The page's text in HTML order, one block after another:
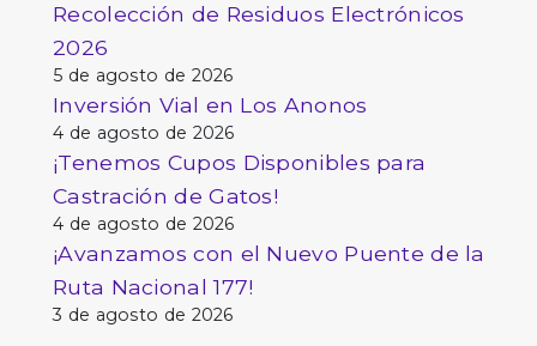
Recolección de Residuos Electrónicos
2026
5 de agosto de 2026
Inversión Vial en Los Anonos
4 de agosto de 2026
¡Tenemos Cupos Disponibles para
Castración de Gatos!
4 de agosto de 2026
¡Avanzamos con el Nuevo Puente de la
Ruta Nacional 177!
3 de agosto de 2026